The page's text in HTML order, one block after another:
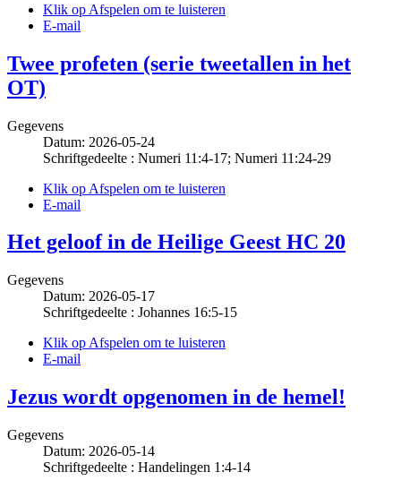
Klik op Afspelen om te luisteren
E-mail
Twee profeten (serie tweetallen in het
OT)
Gegevens
Datum: 2026-05-24
Schriftgedeelte : Numeri 11:4-17; Numeri 11:24-29
Klik op Afspelen om te luisteren
E-mail
Het geloof in de Heilige Geest HC 20
Gegevens
Datum: 2026-05-17
Schriftgedeelte : Johannes 16:5-15
Klik op Afspelen om te luisteren
E-mail
Jezus wordt opgenomen in de hemel!
Gegevens
Datum: 2026-05-14
Schriftgedeelte : Handelingen 1:4-14